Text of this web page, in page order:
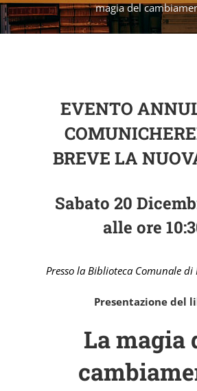
magia del
EVENTO
BREVE LA
Sabato 20
alle ore
Presso la Biblioteca Comunale di
Presentazione del
La magia